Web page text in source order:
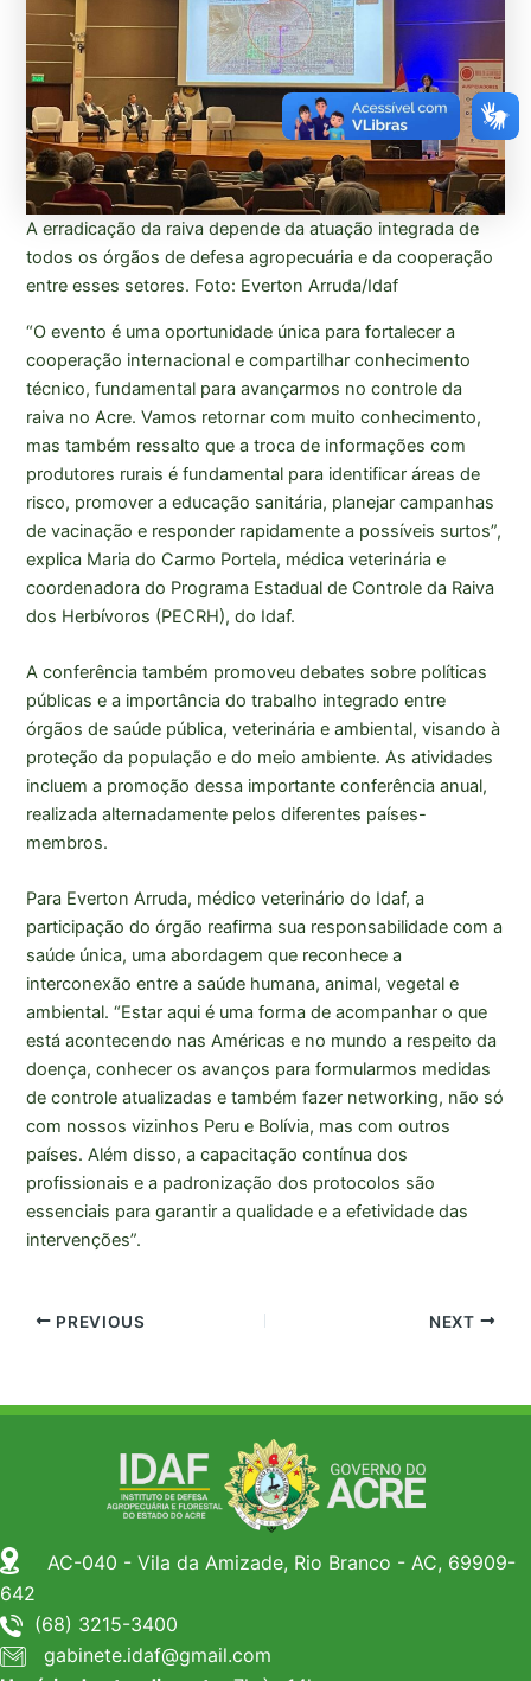
A erradicação da raiva depende da atuação integrada de
todos os órgãos de defesa agropecuária e da cooperação
entre esses setores. Foto: Everton Arruda/Idaf
“O evento é uma oportunidade única para fortalecer a
cooperação internacional e compartilhar conhecimento
técnico, fundamental para avançarmos no controle da
raiva no Acre. Vamos retornar com muito conhecimento,
mas também ressalto que a troca de informações com
produtores rurais é fundamental para identificar áreas de
risco, promover a educação sanitária, planejar campanhas
de vacinação e responder rapidamente a possíveis surtos”,
explica Maria do Carmo Portela, médica veterinária e
coordenadora do Programa Estadual de Controle da Raiva
dos Herbívoros (PECRH), do Idaf.
A conferência também promoveu debates sobre políticas
públicas e a importância do trabalho integrado entre
órgãos de saúde pública, veterinária e ambiental, visando à
proteção da população e do meio ambiente. As atividades
incluem a promoção dessa importante conferência anual,
realizada alternadamente pelos diferentes países-
membros.
Para Everton Arruda, médico veterinário do Idaf, a
participação do órgão reafirma sua responsabilidade com a
saúde única, uma abordagem que reconhece a
interconexão entre a saúde humana, animal, vegetal e
ambiental. “Estar aqui é uma forma de acompanhar o que
está acontecendo nas Américas e no mundo a respeito da
doença, conhecer os avanços para formularmos medidas
de controle atualizadas e também fazer networking, não só
com nossos vizinhos Peru e Bolívia, mas com outros
países. Além disso, a capacitação contínua dos
profissionais e a padronização dos protocolos são
essenciais para garantir a qualidade e a efetividade das
intervenções”.
PREVIOUS NEXT
AC-040 - Vila da Amizade, Rio Branco - AC, 69909-
642
(68) 3215-3400
gabinete.idaf@gmail.com